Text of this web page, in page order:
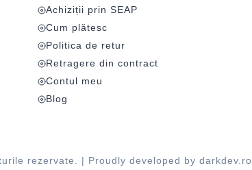
Achiziții prin SEAP
Cum plătesc
Politica de retur
Retragere din contract
Contul meu
Blog
rezervate. | Proudly developed by darkdev.ro